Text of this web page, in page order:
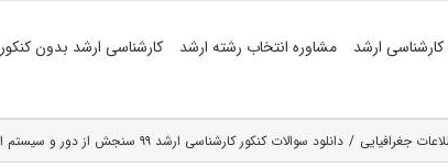
ارشد مشاوره انتخاب رشته ارشد کارشناسی ارشد بدون کنکور
جغرافیایی دانلود سوالات کنکور کارشناسی ارشد ۹۹ سنجش از دور و سیستم اطلاعات جغرافیایی